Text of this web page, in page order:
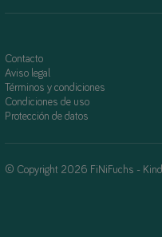
Contacto
Aviso legal
Términos y condiciones
Condiciones de uso
Protección de datos
© Copyright 2026 FiNiFuchs -